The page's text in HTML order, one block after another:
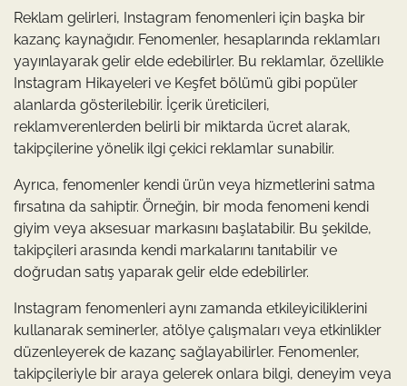
Reklam gelirleri, Instagram fenomenleri için başka bir
kazanç kaynağıdır. Fenomenler, hesaplarında reklamları
yayınlayarak gelir elde edebilirler. Bu reklamlar, özellikle
Instagram Hikayeleri ve Keşfet bölümü gibi popüler
alanlarda gösterilebilir. İçerik üreticileri,
reklamverenlerden belirli bir miktarda ücret alarak,
takipçilerine yönelik ilgi çekici reklamlar sunabilir.
Ayrıca, fenomenler kendi ürün veya hizmetlerini satma
fırsatına da sahiptir. Örneğin, bir moda fenomeni kendi
giyim veya aksesuar markasını başlatabilir. Bu şekilde,
takipçileri arasında kendi markalarını tanıtabilir ve
doğrudan satış yaparak gelir elde edebilirler.
Instagram fenomenleri aynı zamanda etkileyiciliklerini
kullanarak seminerler, atölye çalışmaları veya etkinlikler
düzenleyerek de kazanç sağlayabilirler. Fenomenler,
takipçileriyle bir araya gelerek onlara bilgi, deneyim veya